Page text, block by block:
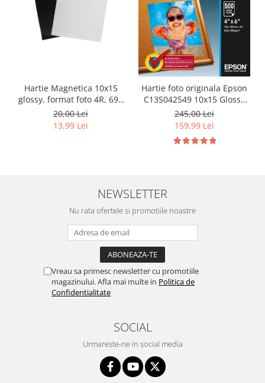
Hartie Magnetica 10x15
glossy, format foto 4R, 690
g/m² - pachet 10 coli
20,00 Lei
13,99 Lei
Hartie foto originala Epson
C13S042549 10x15 Glossy
200g/mp, 500 coli
245,00 Lei
159,99 Lei
NEWSLETTER
Nu rata ofertele si promotiile noastre
Vreau sa primesc newsletter cu promotiile
magazinului. Afla mai multe in Politica de
Confidentialitate
SOCIAL
Urmareste-ne in social media